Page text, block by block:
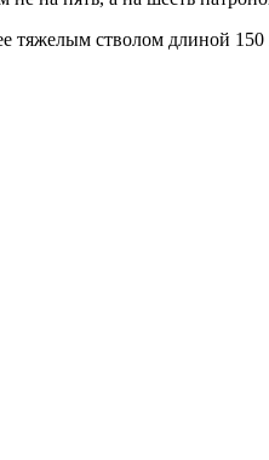
тяжелым стволом длиной